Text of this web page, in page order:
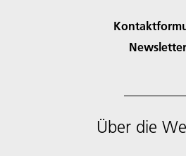
Newsletter
Über die